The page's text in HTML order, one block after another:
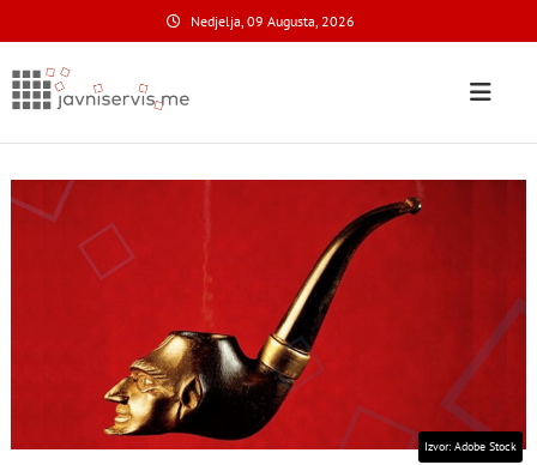
to
content
Nedjelja, 09 Augusta, 2026
Javni Servis
Izvor: Adobe Stock